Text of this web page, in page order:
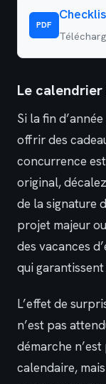
PDF
Le
Si la fin
offrir des
concurrence
original,
de la signature
projet majeur
des vacances
qui
L’effet de
n’est pas
démarche
calendaire,